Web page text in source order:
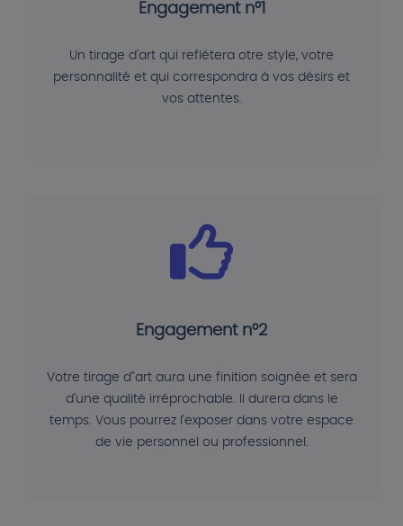
Engagement n°1
Un tirage d'art qui reflétera otre style, votre
personnalité et qui correspondra à vos désirs et
vos attentes.
Engagement n°2
Votre tirage d"art aura une finition soignée et sera
d'une qualité irréprochable. Il durera dans le
temps. Vous pourrez l'exposer dans votre espace
de vie personnel ou professionnel.